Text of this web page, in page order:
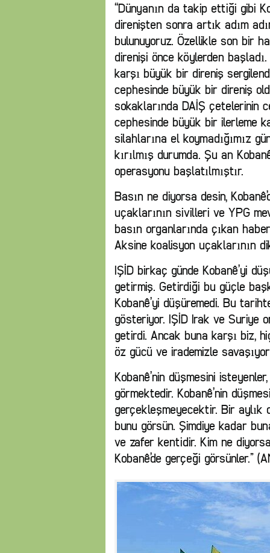
‘‘Dünyanın da takip ettiği gibi
direnişten sonra artık adım
bulunuyoruz. Özellikle son bir
direnişi önce köylerden
karşı büyük bir direniş
cephesinde büyük bir direniş
sokaklarında DAİŞ çetelerinin
cephesinde büyük bir ilerleme
silahlarına el koymadığımız
kırılmış durumda. Şu an
operasyonu başlatılmıştır.
Basın ne diyorsa desin,
uçaklarının sivilleri ve YPG
basın organlarında çıkan
Aksine koalisyon uçaklarının
IŞİD birkaç günde Kobanê’yi
getirmiş. Getirdiği bu güçle
Kobanê’yi düşüremedi. Bu
gösteriyor. IŞİD Irak ve Suriye
getirdi. Ancak buna karşı biz,
öz gücü ve irademizle
Kobanê’nin düşmesini
görmektedir. Kobanê’nin
gerçekleşmeyecektir. Bir aylık
bunu görsün. Şimdiye kadar
ve zafer kentidir. Kim ne
Kobanê’de gerçeği görsünler.”